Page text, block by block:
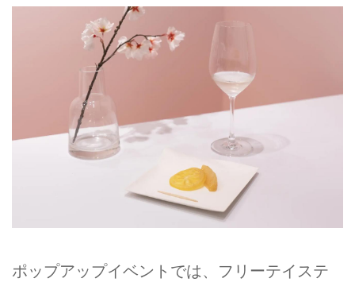
ポップアップイベントでは、フリーテイステ